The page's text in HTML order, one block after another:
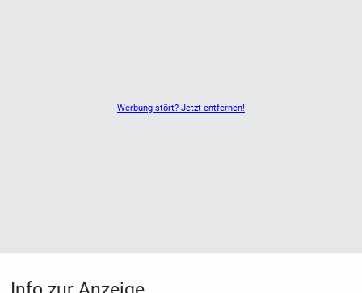
Werbung stört? Jetzt entfernen!